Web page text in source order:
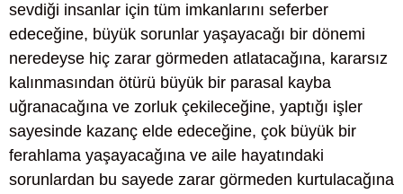
sevdiği insanlar için tüm imkanlarını seferber
edeceğine, büyük sorunlar yaşayacağı bir dönemi
neredeyse hiç zarar görmeden atlatacağına, kararsız
kalınmasından ötürü büyük bir parasal kayba
uğranacağına ve zorluk çekileceğine, yaptığı işler
sayesinde kazanç elde edeceğine, çok büyük bir
ferahlama yaşayacağına ve aile hayatındaki
sorunlardan bu sayede zarar görmeden kurtulacağına